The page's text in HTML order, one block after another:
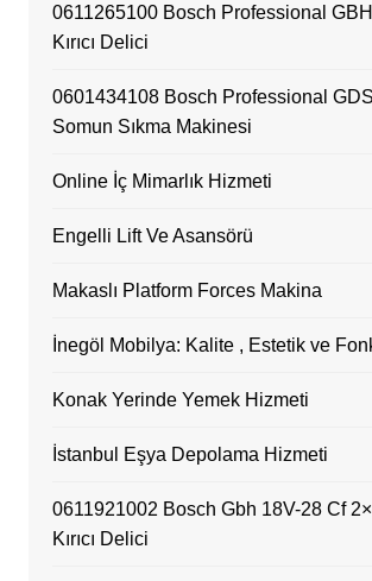
0611265100 Bosch Professional
Kırıcı Delici
0601434108 Bosch Professional
Somun Sıkma Makinesi
Online İç Mimarlık Hizmeti
Engelli Lift Ve Asansörü
Makaslı Platform Forces Makina
İnegöl Mobilya: Kalite , Estetik ve
Konak Yerinde Yemek Hizmeti
İstanbul Eşya Depolama Hizmeti
0611921002 Bosch Gbh 18V-28 Cf
Kırıcı Delici